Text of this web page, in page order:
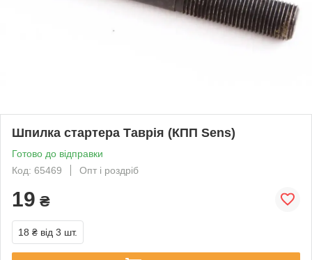
Шпилка стартера Таврія (КПП Sens)
Готово до відправки
Код: 65469
Опт і роздріб
19 ₴
18 ₴ від 3 шт.